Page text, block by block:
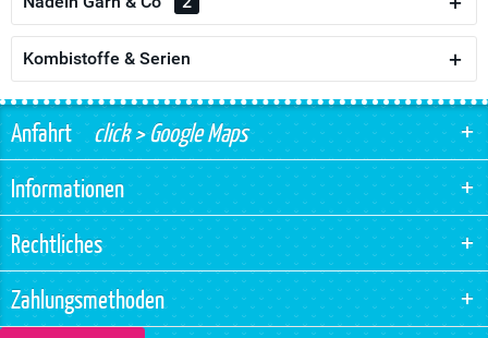
Kombistoffe & Serien
Anfahrtclick > Google Maps
Informationen
Rechtliches
Zahlungsmethoden